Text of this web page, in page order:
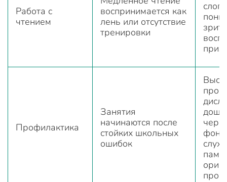
Работа с
чтением
воспринимается как
лень или отсутствие
тренировки
Профилактика
Занятия
начинаются после
стойких школьных
ошибок